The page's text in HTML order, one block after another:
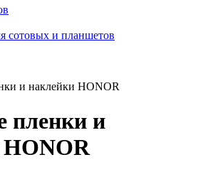
сотовых и планшетов
и наклейки HONOR
пленки и